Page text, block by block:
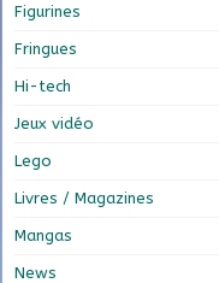
Figurines
Fringues
Hi-tech
Jeux vidéo
Lego
Livres / Magazines
Mangas
News